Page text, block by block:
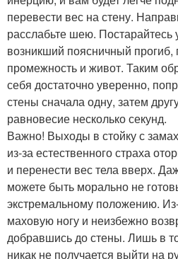
перевести вес на стену.
расслабьте шею. Постарайтесь
возникший поясничный прогиб,
промежность и живот. Таким
себя достаточно уверенно,
стены сначала одну, затем
равновесие несколько секунд.
Важно! Выходы в стойку с
из-за естественного страха
и перенести вес тела вверх.
можете быть морально не
экстремальному положению.
маховую ногу и неизбежно
добравшись до стены. Лишь в
никак не получается выйти на